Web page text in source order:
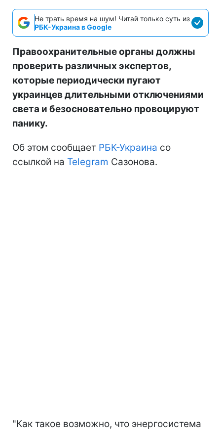
Не трать время на шум! Читай только суть из
РБК-Украина в Google
Правоохранительные органы должны
проверить различных экспертов,
которые периодически пугают
украинцев длительными отключениями
света и безосновательно провоцируют
панику.
Об этом сообщает РБК-Украина со
ссылкой на Telegram Сазонова.
"Как такое возможно, что энергосистема